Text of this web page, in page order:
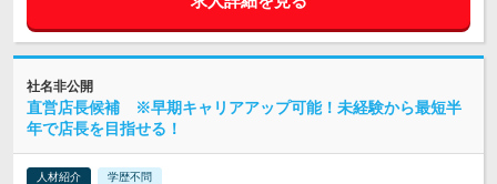
社名非公開
直営店長候補 ※早期キャリアアップ可能！未経験から最短半
年で店長を目指せる！
人材紹介 学歴不問